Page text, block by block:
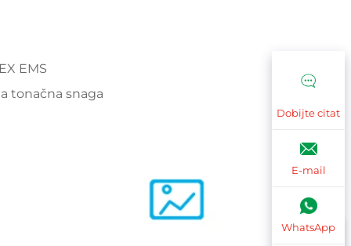
EMS
tonačna snaga
Dobijte citat
E-mail
WhatsApp